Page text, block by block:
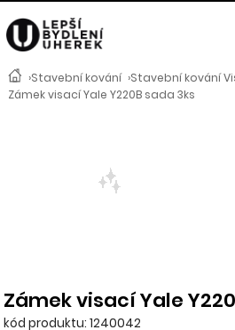
›Stavební kování ›Stavební kování
Zámek visací Yale Y220B sada 3ks
Zámek visací Yale
kód produktu: 1240042